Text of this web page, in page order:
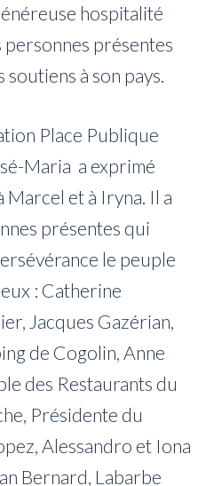
hospitalité
présentes
à son pays.
Place Publique
Maria a exprimé
et à Iryna. Il a
présentes qui
le peuple
: Catherine
Jacques Gazérian,
de Cogolin, Anne
des Restaurants du
Présidente du
Alessandro et Iona
Bernard, Labarbe